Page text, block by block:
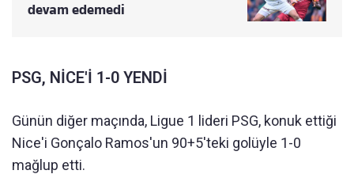
devam edemedi
PSG, NİCE'İ 1-0 YENDİ
Günün diğer maçında, Ligue 1 lideri PSG, konuk ettiği
Nice'i Gonçalo Ramos'un 90+5'teki golüyle 1-0
mağlup etti.